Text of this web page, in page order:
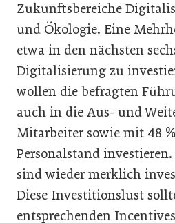
Zukunftsbereiche
und Ökologie. Eine
etwa in den nächsten
Digitalisierung zu
wollen die befragten
auch in die Aus- und
Mitarbeiter sowie mit 48
Personalstand
sind wieder merklich
Diese Investitionslust
entsprechenden